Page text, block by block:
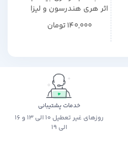
اثر هری هندرسون و لیزا
یونت
140,000تومان
خدمات پشتیبانی
روزهای غیر تعطیل 10 الی 13 و 16
الی 19